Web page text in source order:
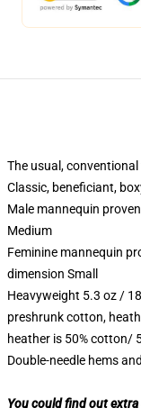
The usual,
Classic, beneficiant,
Male mannequin
Medium
Feminine mannequin
dimension Small
Heavyweight 5.3 oz /
preshrunk cotton,
heather is 50% cotton/
Double-needle hems
You could find out